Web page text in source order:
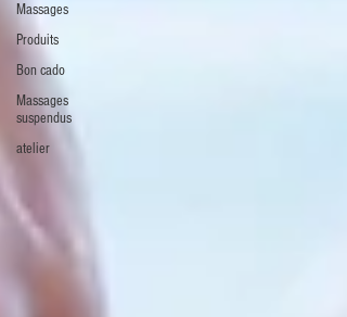
Massages
Produits
Bon cado
Massages
suspendus
atelier